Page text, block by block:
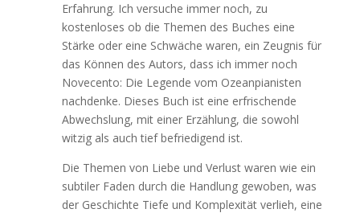
Erfahrung. Ich versuche immer noch, zu
kostenloses ob die Themen des Buches eine
Stärke oder eine Schwäche waren, ein Zeugnis für
das Können des Autors, dass ich immer noch
Novecento: Die Legende vom Ozeanpianisten
nachdenke. Dieses Buch ist eine erfrischende
Abwechslung, mit einer Erzählung, die sowohl
witzig als auch tief befriedigend ist.
Die Themen von Liebe und Verlust waren wie ein
subtiler Faden durch die Handlung gewoben, was
der Geschichte Tiefe und Komplexität verlieh, eine